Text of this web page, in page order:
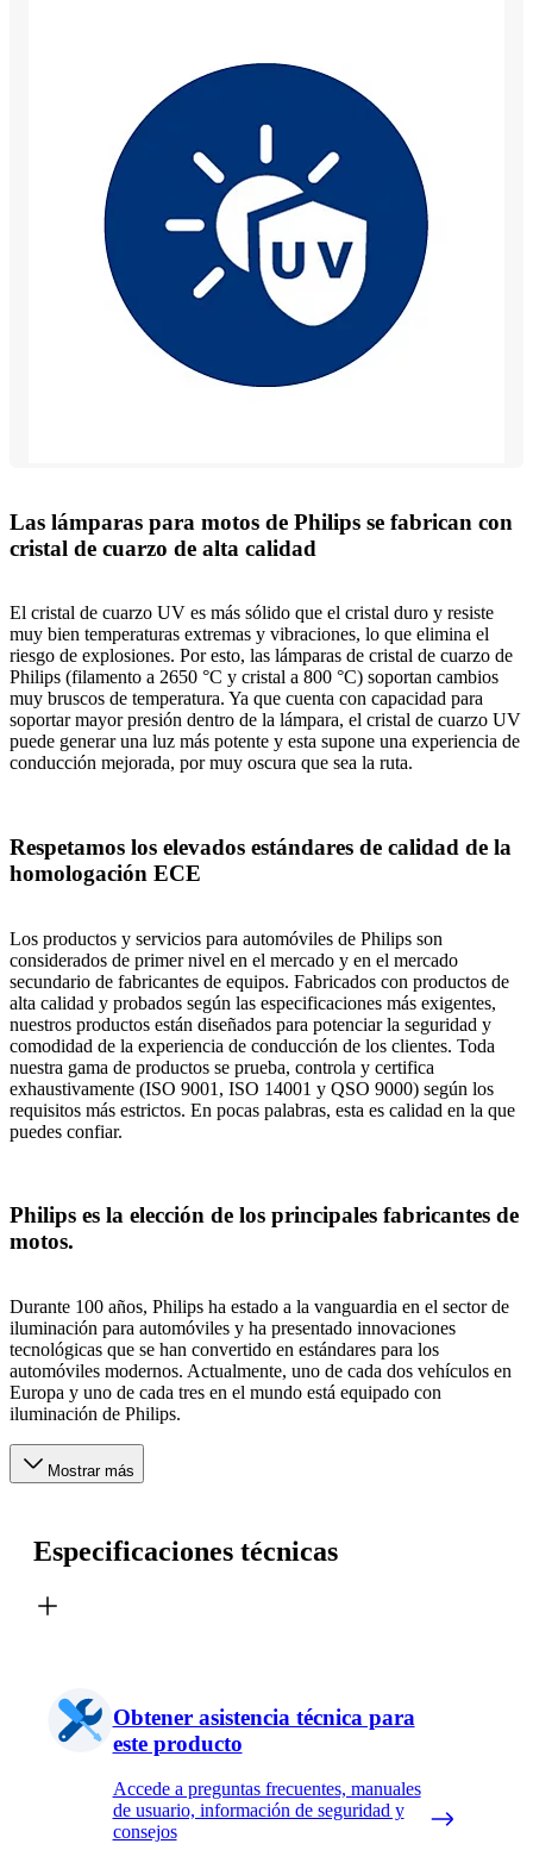
Las lámparas para motos de Philips se fabrican con
cristal de cuarzo de alta calidad
El cristal de cuarzo UV es más sólido que el cristal duro y resiste
muy bien temperaturas extremas y vibraciones, lo que elimina el
riesgo de explosiones. Por esto, las lámparas de cristal de cuarzo de
Philips (filamento a 2650 °C y cristal a 800 °C) soportan cambios
muy bruscos de temperatura. Ya que cuenta con capacidad para
soportar mayor presión dentro de la lámpara, el cristal de cuarzo UV
puede generar una luz más potente y esta supone una experiencia de
conducción mejorada, por muy oscura que sea la ruta.
Respetamos los elevados estándares de calidad de la
homologación ECE
Los productos y servicios para automóviles de Philips son
considerados de primer nivel en el mercado y en el mercado
secundario de fabricantes de equipos. Fabricados con productos de
alta calidad y probados según las especificaciones más exigentes,
nuestros productos están diseñados para potenciar la seguridad y
comodidad de la experiencia de conducción de los clientes. Toda
nuestra gama de productos se prueba, controla y certifica
exhaustivamente (ISO 9001, ISO 14001 y QSO 9000) según los
requisitos más estrictos. En pocas palabras, esta es calidad en la que
puedes confiar.
Philips es la elección de los principales fabricantes de
motos.
Durante 100 años, Philips ha estado a la vanguardia en el sector de
iluminación para automóviles y ha presentado innovaciones
tecnológicas que se han convertido en estándares para los
automóviles modernos. Actualmente, uno de cada dos vehículos en
Europa y uno de cada tres en el mundo está equipado con
iluminación de Philips.
Mostrar más
Especificaciones técnicas
Obtener asistencia técnica para
este producto
Accede a preguntas frecuentes, manuales
de usuario, información de seguridad y
consejos